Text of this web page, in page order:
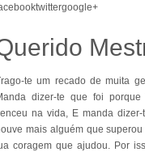
twittergoogle+
te um recado de muita
dizer-te que foi
na vida, E manda
mais alguém que
coragem que ajudou. Por